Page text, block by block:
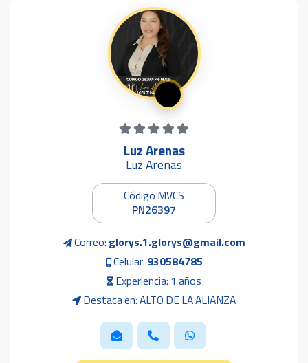
Luz Arenas
Luz Arenas
Código MVCS
PN26397
Correo: glorys.1.glorys@gmail.com
Celular: 930584785
Experiencia: 1 años
Destaca en: ALTO DE LA ALIANZA